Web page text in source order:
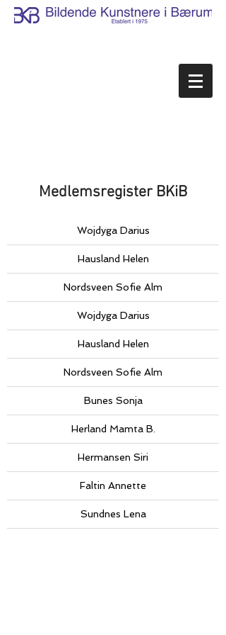
Medlemsregister BKiB
Wojdyga Darius
Hausland Helen
Nordsveen Sofie Alm
Wojdyga Darius
Hausland Helen
Nordsveen Sofie Alm
Bunes Sonja
Herland Mamta B.
Hermansen Siri
Faltin Annette
Sundnes Lena